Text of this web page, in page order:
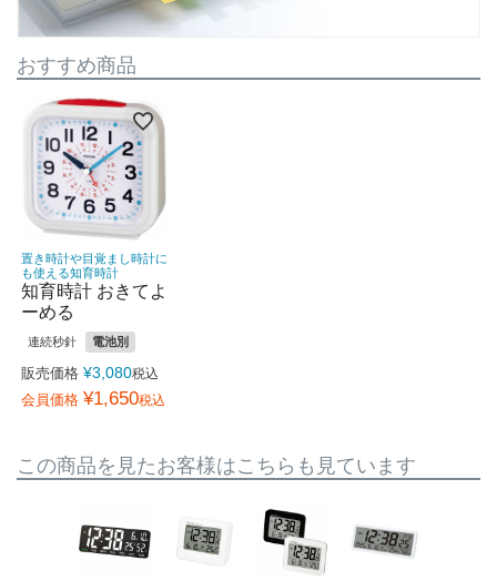
おすすめ商品
置き時計や目覚まし時計に
も使える知育時計
知育時計 おきてよ
ーめる
連続秒針 電池別
販売価格 ¥3,080税込
会員価格 ¥1,650税込
この商品を見たお客様はこちらも見ています